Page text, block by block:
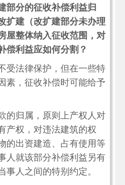
部分的征收补偿利益归
扩建（改扩建部分未办理
屋整体纳入征收范围，对
偿利益应如何分割？
受法律保护，但在一些特
素，征收补偿时可能给予
的归属，原则上产权人对
产权，对违法建筑的权
的出资建造、占有使用等
人就该部分补偿利益另有
事人之间的特别约定。